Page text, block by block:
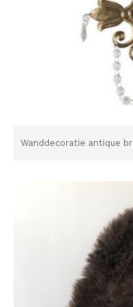
Wanddecoratie antique